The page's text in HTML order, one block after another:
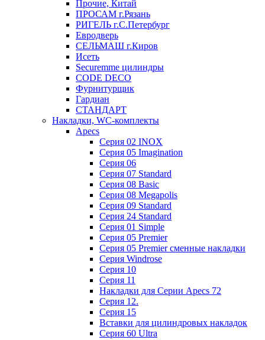
Прочие, Китай
ПРОСАМ г.Рязань
РИГЕЛЬ г.С.Петербург
Евродверь
СЕЛЬМАШ г.Киров
Исеть
Securemme цилиндры
CODE DECO
Фурнитурщик
Гардиан
СТАНДАРТ
Накладки, WC-комплекты
Apecs
Cерия 02 INOX
Cерия 05 Imagination
Cерия 06
Cерия 07 Standard
Cерия 08 Basic
Cерия 08 Megapolis
Cерия 09 Standard
Cерия 24 Standard
Серия 01 Simple
Серия 05 Premier
Серия 05 Premier сменные накладки
Cерия Windrose
Серия 10
Серия 11
Накладки для Серии Apecs 72
Серия 12.
Серия 15
Вставки для цилиндровых накладок
Серия 60 Ultra